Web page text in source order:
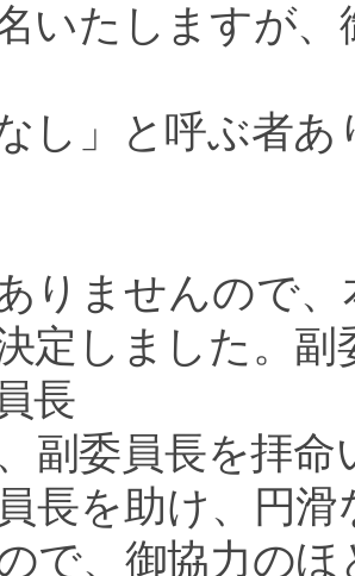
いたしますが
し」と呼ぶ者あ
りませんので、
定しました。
長
副委員長を拝命
長を助け、円
で、御協力の